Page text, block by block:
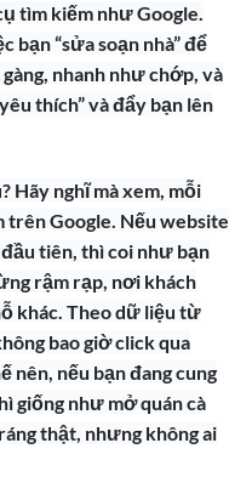
tìm kiếm như Google.
bạn “sửa soạn nhà” để
nhanh như chớp, và
thích” và đẩy bạn lên
Hãy nghĩ mà xem, mỗi
Google. Nếu website
tiên, thì coi như bạn
rậm rạp, nơi khách
khác. Theo dữ liệu từ
bao giờ click qua
nên, nếu bạn đang cung
giống như mở quán cà
thật, nhưng không ai